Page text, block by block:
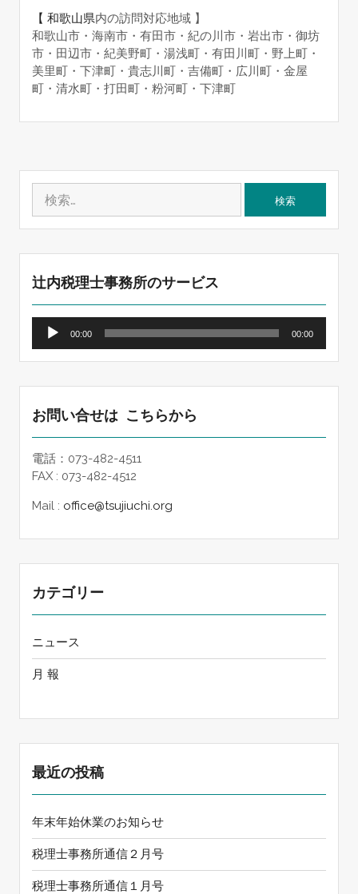
【 和歌山県内の訪問対応地域 】
和歌山市・海南市・有田市・紀の川市・岩出市・御坊
市・田辺市・紀美野町・湯浅町・有田川町・野上町・
美里町・下津町・貴志川町・吉備町・広川町・金屋
町・清水町・打田町・粉河町・下津町
辻内税理士事務所のサービス
プ
ヤ
00:00 00:00
お問い合せは こちらから
電話：073-482-4511
FAX : 073-482-4512
Mail : office@tsujiuchi.org
カテゴリー
ニュース
月 報
最近の投稿
年末年始休業のお知らせ
税理士事務所通信２月号
税理士事務所通信１月号